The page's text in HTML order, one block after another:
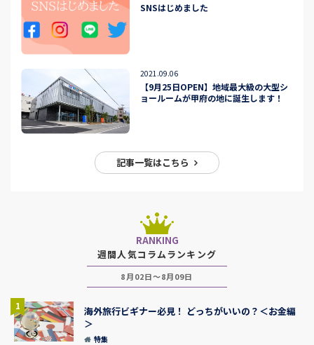
SNSはじめました
2021.09.06
【9月25日OPEN】地域最大級の大型シ
ョールームが甲府の地に誕生します！
記事一覧はこちら
RANKING
週間人気コラムランキング
8月02日～8月09日
1
海外旅行ビギナー必見！ どっちがいいの？＜お金編
＞
特集